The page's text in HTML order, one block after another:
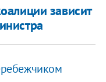
зависит